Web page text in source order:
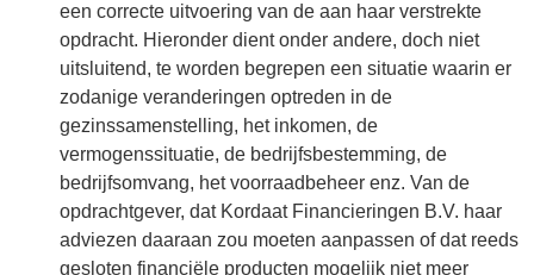
een correcte uitvoering van de aan haar verstrekte
opdracht. Hieronder dient onder andere, doch niet
uitsluitend, te worden begrepen een situatie waarin er
zodanige veranderingen optreden in de
gezinssamenstelling, het inkomen, de
vermogenssituatie, de bedrijfsbestemming, de
bedrijfsomvang, het voorraadbeheer enz. Van de
opdrachtgever, dat Kordaat Financieringen B.V. haar
adviezen daaraan zou moeten aanpassen of dat reeds
gesloten financiële producten mogelijk niet meer